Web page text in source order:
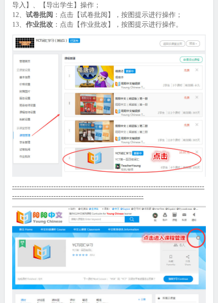
导入】、【导出学生】操作；
12、 试卷批阅 ：点击【试卷批阅】，按图提示进行操作；
13、 作业批改 ：点击【作业批改】，按图提示进行操作。
-------------------------------------------------------------------------------
------------------------------------------------------